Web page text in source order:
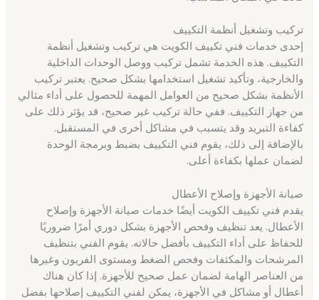
تركيب وتشغيل أنظمة التكييف
إحدى خدمات فني تكييف الكويت هي تركيب وتشغيل أنظمة
التكييف. هذه الخدمة تشمل تركيب ووصل الوحدات الداخلية
والخارجية، وتأكيد تشغيل استخدامها بشكل صحيح. يعتبر تركيب
الأنظمة بشكل صحيح من العوامل المهمة للحصول على أداء مثالي
من جهاز التكييف. ففي حالة تركيب غير صحيح، قد يؤثر ذلك على
كفاءة التبريد وقد يتسبب في مشاكل أخرى في المستقبل.
بالإضافة إلى ذلك، يقوم فني التكييف بضبط وبرمجة الوحدة
لضمان عملها بكفاءة أعلى.
صيانة الأجهزة وإصلاح الأعطال
يقدم فني تكييف الكويت أيضًا خدمات صيانة الأجهزة وإصلاح
الأعطال. يعد تنظيف وفحص الأجهزة بشكل دوري أمرًا ضروريًا
للحفاظ على أداء التكييف بأفضل حالاته. يقوم الفني بتنظيف
المرشحات والمكثفات وفحص الضغط ومستوى الفريون وغيرها
من العناصر الهامة لضمان عمل صحيح للأجهزة. إذا كان هناك
أعطال أو مشاكل في الأجهزة، يمكن لفني التكييف إصلاحها بفضل